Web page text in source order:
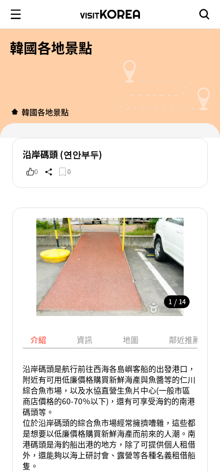
韓國各地景點
韓國各地景點
沿岸碼頭 (연안부두)
0 0
1 / 14
介紹 資訊 地圖 鄰近推薦景點
沿岸碼頭是航行前往西海各島嶼客船的出發港口，
附近有可用低廉價格購買新鮮海產與魚醬等的仁川
綜合魚市場，以及水協直營生魚片中心(一般市區
商店價格的60-70％以下)，還有可享受海釣的南港
碼頭等。
位於沿岸碼頭的綜合魚市場經常擁擠嘈雜，這些都
是想要以低廉價格購買新鮮海產而前來的人潮。南
港碼頭是海釣船出港的地方，除了可提供個人租借
外，還能夠以海上研討會、露營等各種名義租借船
隻。